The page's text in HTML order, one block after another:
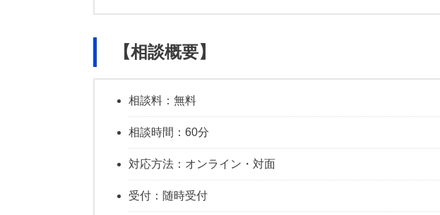
【相談概要】
相談料：無料
相談時間：60分
対応方法：オンライン・対面
受付：随時受付